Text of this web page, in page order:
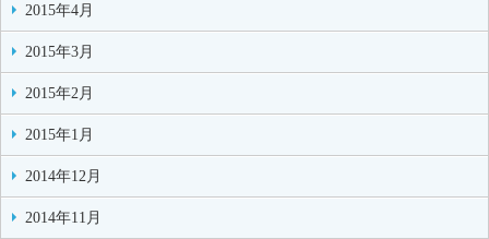
2015年4月
2015年3月
2015年2月
2015年1月
2014年12月
2014年11月